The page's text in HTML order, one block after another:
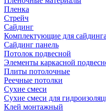
Пленка
Стрейч
Сайдинг
Комплектующие для сайдинга
Сайдинг панель
Потолок подвесной
Элементы каркасной
Плиты потолочные
Реечные потолки
Сухие смеси
Сухие смеси для
Клей монтажный